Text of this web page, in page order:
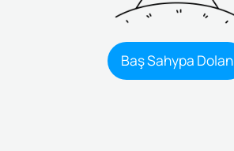
Baş Sahypa Dolan